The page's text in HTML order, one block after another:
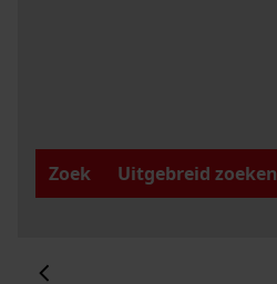
Zoek
Uitgebreid zoeken